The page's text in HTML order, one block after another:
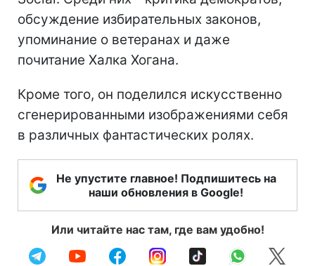
обсуждение избирательных законов,
упоминание о ветеранах и даже
почитание Халка Хогана.
Кроме того, он поделился искусственно
сгенерированными изображениями себя
в различных фантастических ролях.
Не упустите главное! Подпишитесь на
наши обновления в Google!
Или читайте нас там, где вам удобно!